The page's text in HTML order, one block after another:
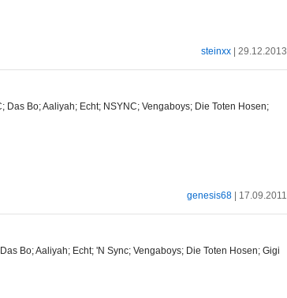
steinxx | 29.12.2013
Das Bo; Aaliyah; Echt; NSYNC; Vengaboys; Die Toten Hosen;
genesis68 | 17.09.2011
Bo; Aaliyah; Echt; 'N Sync; Vengaboys; Die Toten Hosen; Gigi